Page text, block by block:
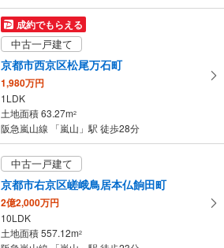
成約でもらえる
中古一戸建て
京都市西京区松尾万石町
1,980万円
1LDK
土地面積 63.27m2
阪急嵐山線 「嵐山」駅 徒歩28分
中古一戸建て
京都市右京区嵯峨鳥居本仏餉田町
2億2,000万円
10LDK
土地面積 557.12m2